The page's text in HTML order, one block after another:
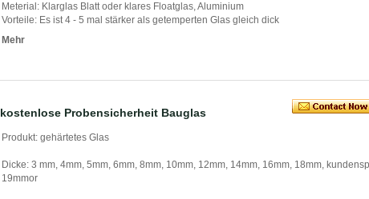
Meterial: Klarglas Blatt oder klares Floatglas, Aluminium
Vorteile: Es ist 4 - 5 mal stärker als getemperten Glas gleich dick
Mehr
kostenlose Probensicherheit Bauglas
Produkt: gehärtetes Glas
Dicke: 3 mm, 4mm, 5mm, 6mm, 8mm, 10mm, 12mm, 14mm, 16mm, 18mm,
19mmor